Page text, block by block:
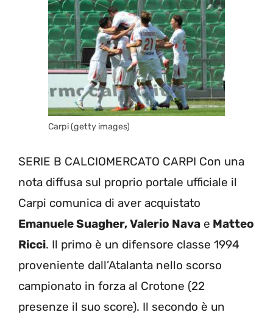
Carpi (getty images)
SERIE B CALCIOMERCATO CARPI Con una
nota diffusa sul proprio portale ufficiale il
Carpi comunica di aver acquistato
Emanuele Suagher, Valerio Nava e Matteo
Ricci. Il primo è un difensore classe 1994
proveniente dall’Atalanta nello scorso
campionato in forza al Crotone (22
presenze il suo score). Il secondo è un